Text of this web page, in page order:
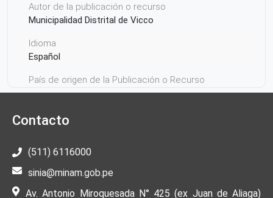
Autor de la publicación o recurso
Municipalidad Distrital de Vicco
Idioma
Español
País de origen de la Publicación o Recurso
Perú
Contacto
(511) 6116000
sinia@minam.gob.pe
Av. Antonio Miroquesada N° 425 (ex Juan de Aliaga)